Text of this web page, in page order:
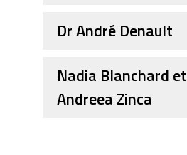
Dr André Denault
Nadia Blanchard et
Andreea Zinca